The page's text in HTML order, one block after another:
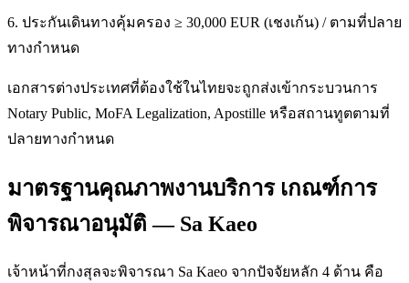
6. ประกันเดินทางคุ้มครอง ≥ 30,000 EUR (เชงเก้น) / ตามที่ปลาย
ทางกำหนด
เอกสารต่างประเทศที่ต้องใช้ในไทยจะถูกส่งเข้ากระบวนการ
Notary Public, MoFA Legalization, Apostille หรือสถานทูตตามที่
ปลายทางกำหนด
มาตรฐานคุณภาพงานบริการ เกณฑ์การ
พิจารณาอนุมัติ — Sa Kaeo
เจ้าหน้าที่กงสุลจะพิจารณา Sa Kaeo จากปัจจัยหลัก 4 ด้าน คือ